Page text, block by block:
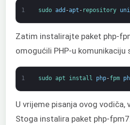
1 sudo add -apt - repository
Zatim instalirajte paket php-
omogućili PHP-u komunikaciju
1 sudo apt install php-fpm
U vrijeme pisanja ovog
Stoga instalira paket php-